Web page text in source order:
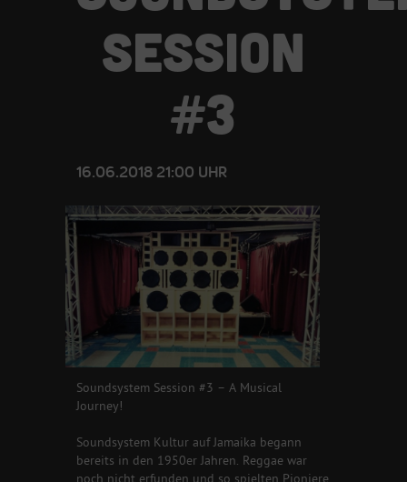
SESSION
#3
16.06.2018 21:00 UHR
Soundsystem Session #3 – A Musical
Journey!
Soundsystem Kultur auf Jamaika begann
bereits in den 1950er Jahren. Reggae war